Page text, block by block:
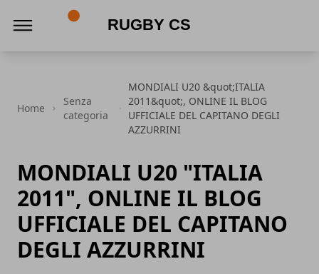
Home
Senza
categoria
MONDIALI U20 &quot;ITALIA
2011&quot;, ONLINE IL BLOG
UFFICIALE DEL CAPITANO DEGLI
AZZURRINI
MONDIALI U20 "ITALIA
2011", ONLINE IL BLOG
UFFICIALE DEL CAPITANO
DEGLI AZZURRINI